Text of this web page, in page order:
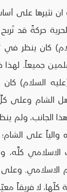
نثيرها على
حركةً قد
كان ينظر في
جميعاً. لهذا
السلام)
الشام وعلى
ولم ينظر
على الشام؛
كلَّه،
الاسلامي.
لا فريقاً